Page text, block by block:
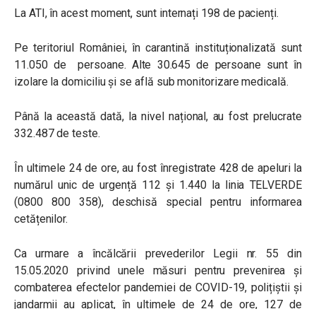
La ATI, în acest moment, sunt internați 198 de pacienți.
Pe teritoriul României, în carantină instituționalizată sunt
11.050 de persoane. Alte 30.645 de persoane sunt în
izolare la domiciliu și se află sub monitorizare medicală.
Până la această dată, la nivel național, au fost prelucrate
332.487 de teste.
În ultimele 24 de ore, au fost înregistrate 428 de apeluri la
numărul unic de urgență 112 și 1.440 la linia TELVERDE
(0800 800 358), deschisă special pentru informarea
cetățenilor.
Ca urmare a încălcării prevederilor Legii nr. 55 din
15.05.2020 privind unele măsuri pentru prevenirea și
combaterea efectelor pandemiei de COVID-19, polițiștii și
jandarmii au aplicat, în ultimele de 24 de ore, 127 de